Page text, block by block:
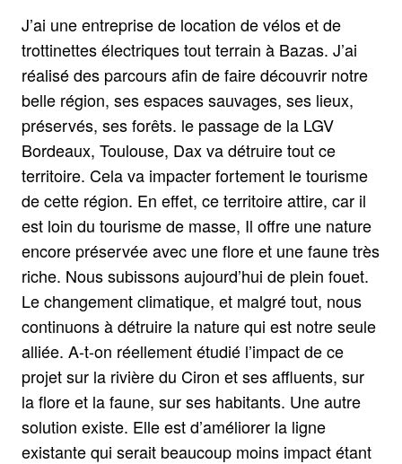
J’ai une entreprise de location de vélos et de
trottinettes électriques tout terrain à Bazas. J’ai
réalisé des parcours afin de faire découvrir notre
belle région, ses espaces sauvages, ses lieux,
préservés, ses forêts. le passage de la LGV
Bordeaux, Toulouse, Dax va détruire tout ce
territoire. Cela va impacter fortement le tourisme
de cette région. En effet, ce territoire attire, car il
est loin du tourisme de masse, Il offre une nature
encore préservée avec une flore et une faune très
riche. Nous subissons aujourd’hui de plein fouet.
Le changement climatique, et malgré tout, nous
continuons à détruire la nature qui est notre seule
alliée. A-t-on réellement étudié l’impact de ce
projet sur la rivière du Ciron et ses affluents, sur
la flore et la faune, sur ses habitants. Une autre
solution existe. Elle est d’améliorer la ligne
existante qui serait beaucoup moins impact étant